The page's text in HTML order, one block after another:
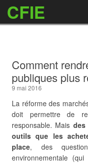
CFIE
Comment
publiques plus
9 mai 2016
La réforme des
doit permettre de
responsable. Mais des
outils que les
place, des
environnementale